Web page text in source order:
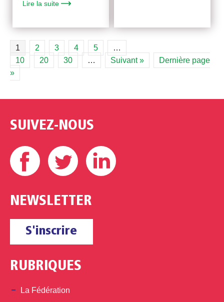
Lire la suite
1 2 3 4 5
…
10
20 30 … Suivant »
Dernière page
»
SUIVEZ-NOUS
Facebook Twitter
NEWSLETTER
S'inscrire
RUBRIQUES
La Fédération